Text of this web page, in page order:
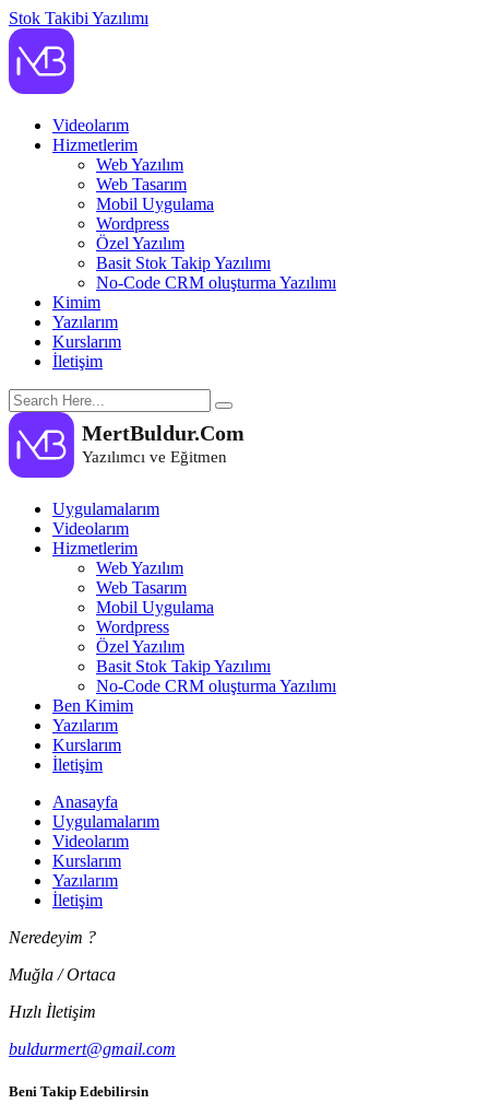
Stok Takibi Yazılımı
Videolarım
Hizmetlerim
Web Yazılım
Web Tasarım
Mobil Uygulama
Wordpress
Özel Yazılım
Basit Stok Takip Yazılımı
No-Code CRM oluşturma Yazılımı
Kimim
Yazılarım
Kurslarım
İletişim
MertBuldur.Com
Yazılımcı ve Eğitmen
Uygulamalarım
Videolarım
Hizmetlerim
Web Yazılım
Web Tasarım
Mobil Uygulama
Wordpress
Özel Yazılım
Basit Stok Takip Yazılımı
No-Code CRM oluşturma Yazılımı
Ben Kimim
Yazılarım
Kurslarım
İletişim
Anasayfa
Uygulamalarım
Videolarım
Kurslarım
Yazılarım
İletişim
Neredeyim ?
Muğla / Ortaca
Hızlı İletişim
buldurmert@gmail.com
Beni Takip Edebilirsin